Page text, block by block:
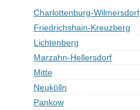
Charlottenburg-Wilmersdorf
Friedrichshain-Kreuzberg
Lichtenberg
Marzahn-Hellersdorf
Mitte
Neukölln
Pankow